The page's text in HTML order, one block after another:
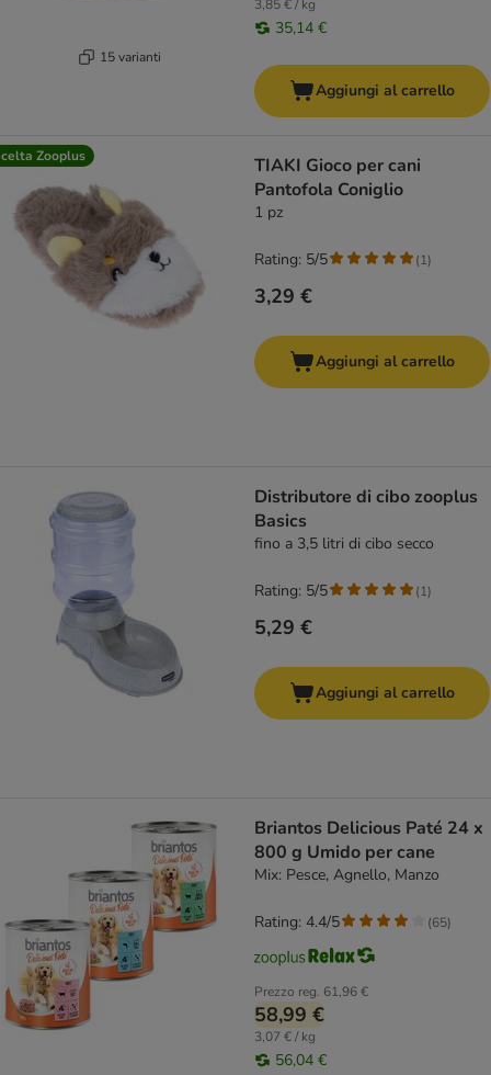
15 varianti
3,85 € / kg
35,14 €
Aggiungi al carrello
Zooplus
TIAKI Gioco per cani
Pantofola Coniglio
1 pz
3,29 €
Rating: 5/5 (1)
Aggiungi al carrello
Distributore di cibo zooplus
Basics
fino a 3,5 litri di cibo secco
5,29 €
Rating: 5/5 (1)
Aggiungi al carrello
Briantos Delicious Paté 24 x
800 g Umido per cane
Mix: Pesce, Agnello, Manzo
Prezzo reg. 61,96 €
58,99 €
3,07 € / kg
56,04 €
Rating: 4.4/5 (65)